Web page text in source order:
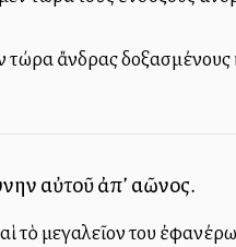
δοξασμένους
αὐτοῦ ἀπ’ αἰῶνος.
τὸ μεγαλεῖον του